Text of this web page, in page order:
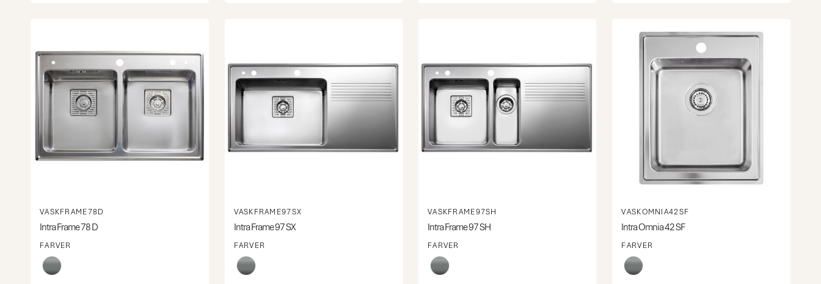
VASKFRAME78D
Intra Frame 78 D
FARVER
VASKFRAME97SX
Intra Frame 97 SX
FARVER
VASKFRAME97SH
Intra Frame 97 SH
FARVER
VASKOMNIA42SF
Intra Omnia 42 SF
FARVER